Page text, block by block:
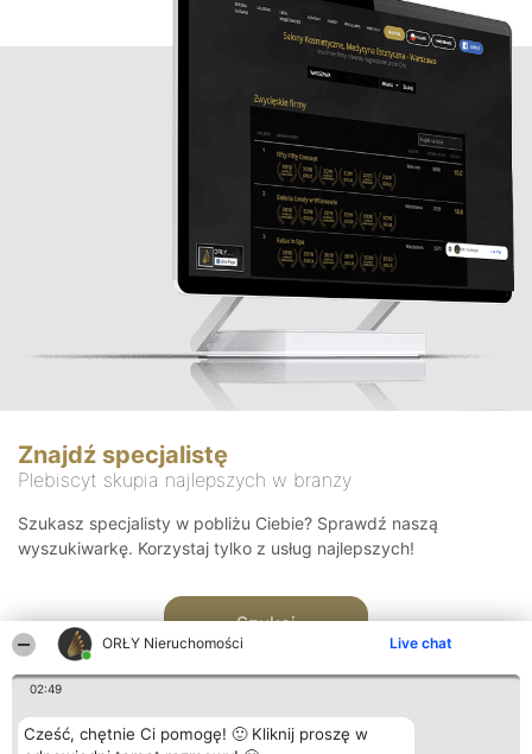
ORŁY Nieruchomości Live chat
02:49
Cześć, chętnie Ci pomogę! 🙂 Kliknij proszę w
Znajdź specjalistę
Plebiscyt skupia najlepszych w branży
Szukasz specjalisty w pobliżu Ciebie? Sprawdź naszą
wyszukiwarkę. Korzystaj tylko z usług najlepszych!
Szukaj